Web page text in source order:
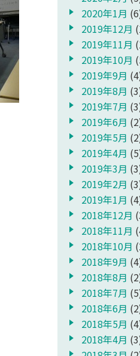
2020年1月
2019年12月
2019年11月
2019年10月
2019年9月
2019年8月
2019年7月
2019年6月
2019年5月
2019年4月
2019年3月
2019年2月
2019年1月
2018年12月
2018年11月
2018年10月
2018年9月
2018年8月
2018年7月
2018年6月
2018年5月
2018年4月